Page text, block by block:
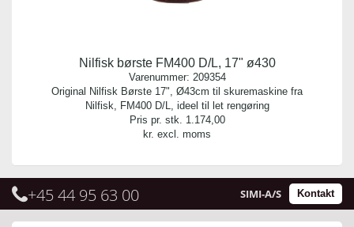
Nilfisk børste FM400 D/L, 17" ø430
Varenummer: 209354
Original Nilfisk Børste 17", Ø43cm til skuremaskine fra
Nilfisk, FM400 D/L, ideel til let rengøring
Pris pr. stk. 1.174,00
kr. excl. moms
+45 44 95 63 00 Kontakt
SIMI-A/S